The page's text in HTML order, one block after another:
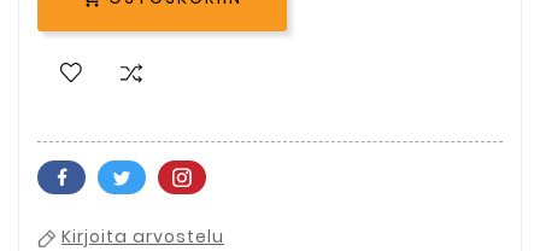
Kirjoita arvostelu